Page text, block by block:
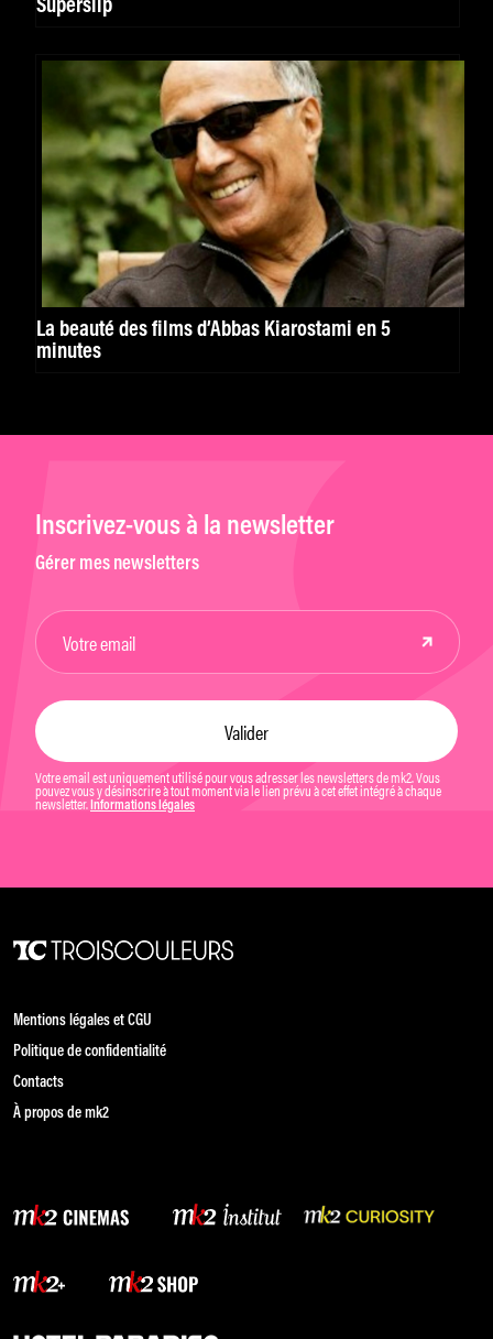
Superslip
La beauté des films d’Abbas Kiarostami en 5
minutes
Inscrivez-vous à la newsletter
Gérer mes newsletters
Votre email est uniquement utilisé pour vous adresser les newsletters de mk2. Vous
pouvez vous y désinscrire à tout moment via le lien prévu à cet effet intégré à chaque
newsletter.Informations légales
Mentions légales et CGU
Politique de confidentialité
Contacts
À propos de mk2